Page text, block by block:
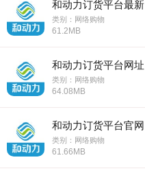
和动力订货平台最新
类别：网络购物
61.2MB
和动力订货平台网址
类别：网络购物
64.08MB
和动力订货平台官网
类别：网络购物
61.66MB